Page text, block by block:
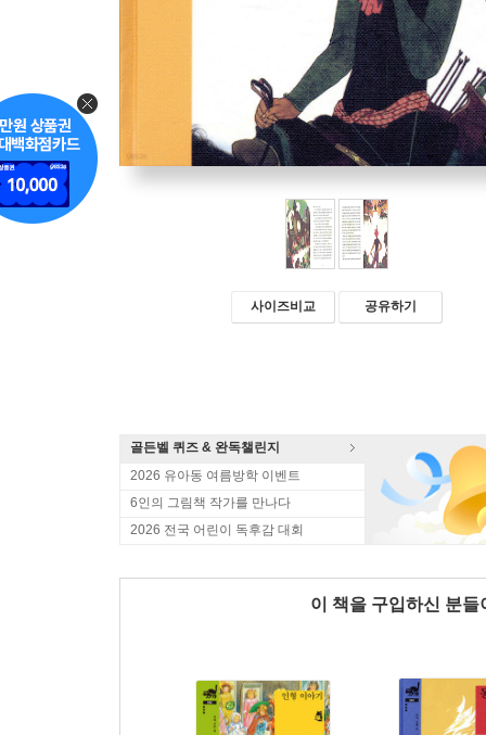
사이즈비교 공유하기
골든벨 퀴즈 & 완독챌린지
2026 유아동 여름방학 이벤트
6인의 그림책 작가를 만나다
2026 전국 어린이 독후감 대회
이 책을 구입하신 분